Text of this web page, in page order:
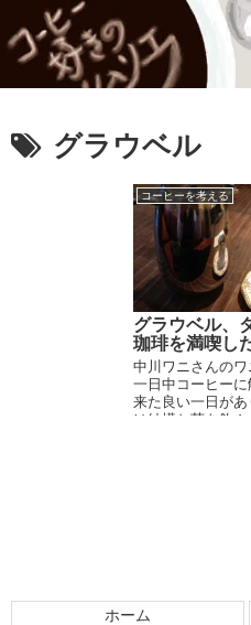
グラウベル
コーヒーを考える
グラウベル、
珈琲を満喫し
中川ワニさんのワ
一日中コーヒー
来た良い一日が
は結構お茶を飲ん
ホーム